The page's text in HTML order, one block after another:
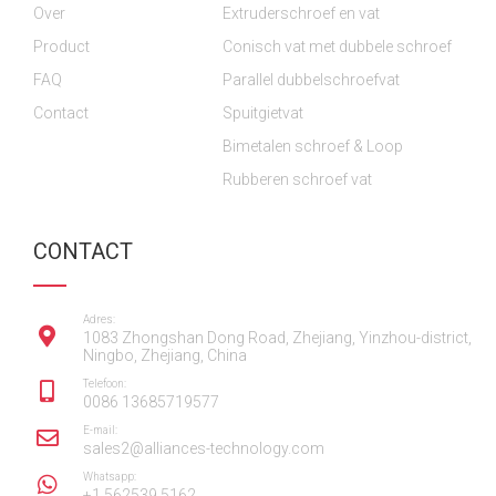
e
r
a
m
i
n
Over
Product
FAQ
Contact
Extruderschroef en vat
Conisch vat met dubbele schroef
Parallel dubbelschroefvat
Spuitgietvat
Bimetalen schroef & Loop
Rubberen schroef vat
CONTACT
Adres:
1083 Zhongshan Dong Road, Zhejiang, Yinzhou-district,
Ningbo, Zhejiang, China
Telefoon:
0086 13685719577
E-mail:
sales2@alliances-technology.com
Whatsapp: